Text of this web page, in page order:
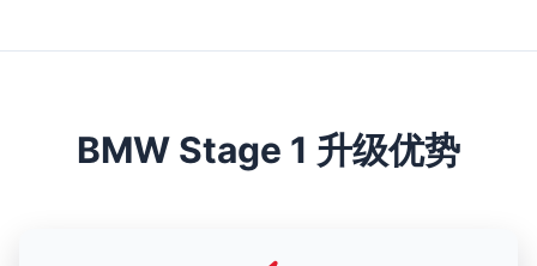
BMW Stage 1 升级优势